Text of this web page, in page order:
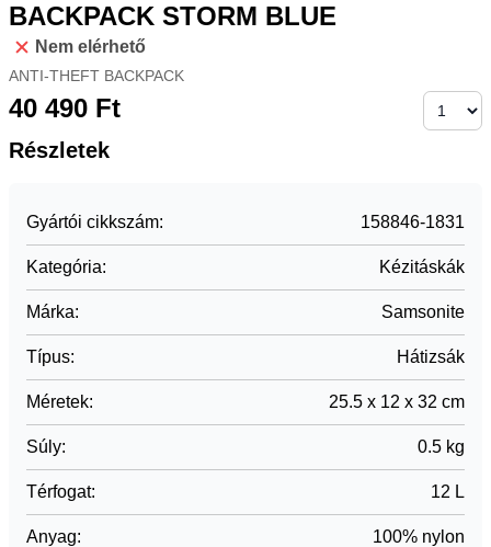
BACKPACK STORM BLUE
Nem elérhető
ANTI-THEFT BACKPACK
40 490 Ft
Részletek
Gyártói cikkszám: 158846-1831
Kategória: Kézitáskák
Márka: Samsonite
Típus: Hátizsák
Méretek: 25.5 x 12 x 32 cm
Súly: 0.5 kg
Térfogat: 12 L
Anyag: 100% nylon